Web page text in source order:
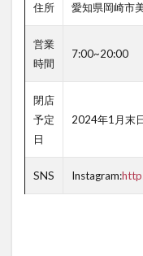
住所 愛知県岡崎市
営業
時間
7:00~20:00
閉店
予定
日
2024年1月末
SNS Instagram: